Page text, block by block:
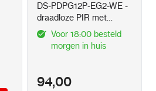
DS-PDPG12P-EG2-WE -
draadloze PIR met
glasbreukdetector
Voor 18:00 besteld
morgen in huis
94,00